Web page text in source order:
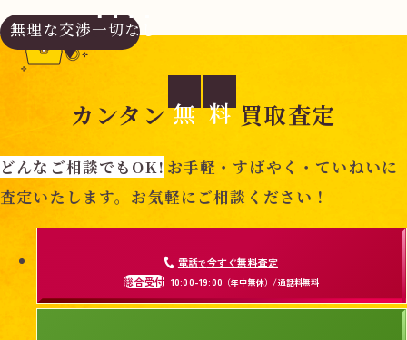
無理な交渉一切なし
カンタン 無 料 買取査定
どんなご相談でもOK! お手軽・すばやく・ていねいに
査定いたします。お気軽にご相談ください！
電話で今すぐ無料査定
総合受付 10:00-19:00 （年中無休）/通話料無料